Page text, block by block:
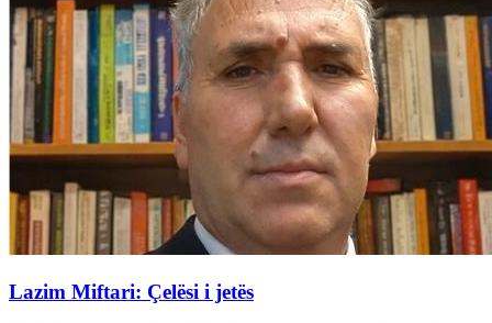
Lazim Miftari: Çelësi i jetës